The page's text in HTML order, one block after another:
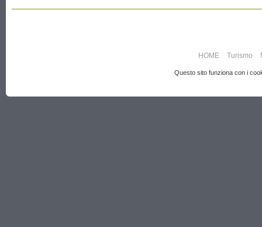
HOME Turismo
Questo sito funziona con i